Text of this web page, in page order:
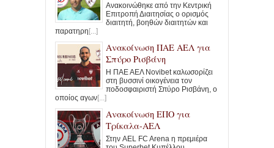
Ανακοινώθηκε από την Κεντρική
Επιτροπή Διαιτησίας ο ορισμός
διαιτητή, βοηθών διαιτητών και
παρατηρη[...]
Ανακοίνωση ΠΑΕ ΑΕΛ για
Σπύρο Ρισβάνη
Η ΠΑΕ ΑΕΛ Novibet καλωσορίζει
στη βυσσινί οικογένεια τον
ποδοσφαιριστή Σπύρο Ρισβάνη, ο
οποίος αγων[...]
Ανακοίνωση ΕΠΟ για
Τρίκαλα-ΑΕΛ
Στην AEL FC Arena η πρεμιέρα